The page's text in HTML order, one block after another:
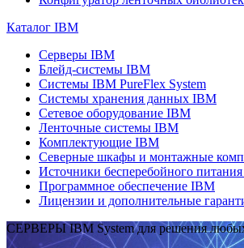
Каталог IBM
Серверы IBM
Блейд-системы IBM
Системы IBM PureFlex System
Системы хранения данных IBM
Сетевое оборудование IBM
Ленточные системы IBM
Комплектующие IBM
Северные шкафы и монтажные
Источники бесперебойного
Программное обеспечение IBM
Лицензии и дополнительные
СЕРВЕРЫ IBM System для решения